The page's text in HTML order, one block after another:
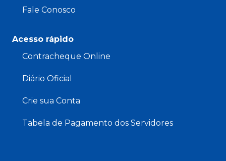
Fale Conosco
Acesso rápido
Contracheque Online
Diário Oficial
Crie sua Conta
Tabela de Pagamento dos Servidores